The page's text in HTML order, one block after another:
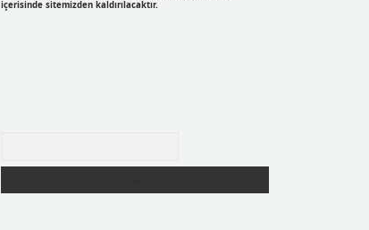
içerisinde sitemizden kaldırılacaktır.